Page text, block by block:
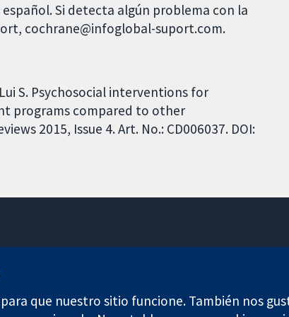
Si detecta algún problema con la
cochrane@infoglobal-suport.com.
S. Psychosocial interventions for
programs compared to other
2015, Issue 4. Art. No.: CD006037. DOI:
Unidoque nuestro sitio funcione. También nos